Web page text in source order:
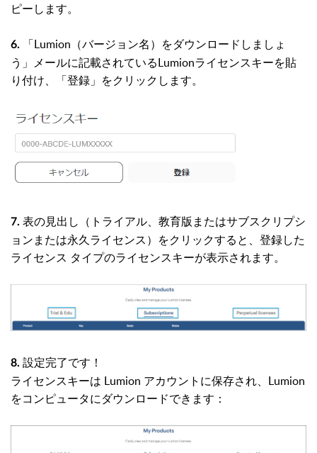
ピーします。
6.
「Lumion（バージョン名）をダウンロードしましょ
う」メールに記載されているLumionライセンスキーを貼
り付け、「登録」をクリックします。
7. 表の見出し（トライアル、教育版またはサブスクリプシ
ョンまたは永久ライセンス）をクリックすると、登録した
ライセンス タイプのライセンスキーが表示されます。
8. 設定完了です！
ライセンスキーは Lumion アカウントに保存され、Lumion
をコンピュータにダウンロードできます：